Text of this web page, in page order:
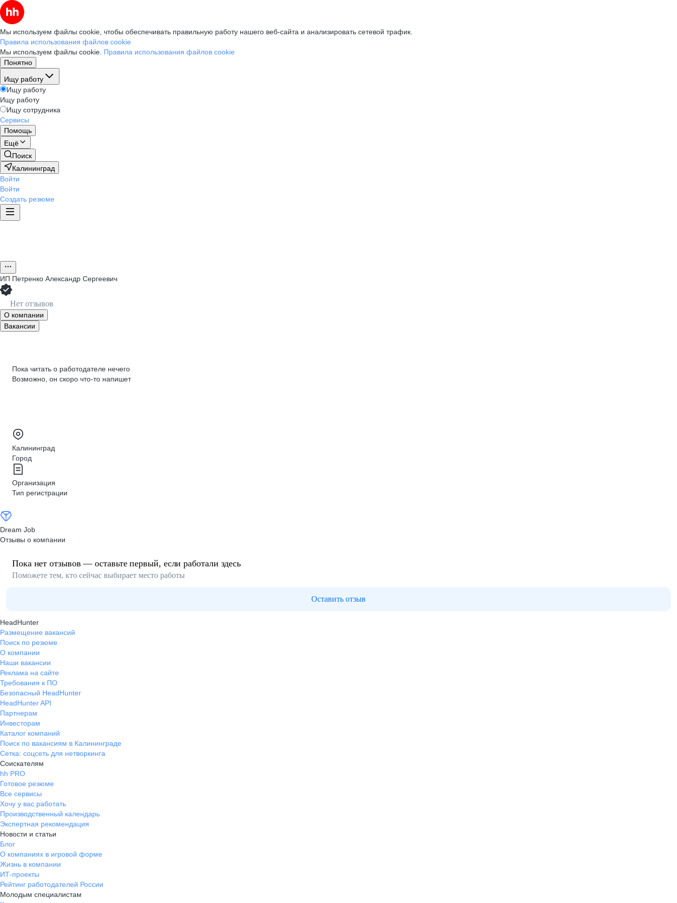
Мы используем файлы cookie, чтобы обеспечивать правильную работу нашего веб-сайта и анализировать сетевой трафик.
Правила использования файлов cookie
Мы используем файлы cookie. Правила использования файлов cookie
Понятно
Ищу работу
Ищу работу
Ищу работу
Ищу сотрудника
Сервисы
Помощь
Ещё
Поиск
Калининград
Войти
Войти
Создать резюме
ИП Петренко Александр Сергеевич
Нет отзывов
О компании
Вакансии
Пока читать о работодателе нечего
Возможно, он скоро что‑то напишет
Калининград
Город
Организация
Тип регистрации
Dream Job
Отзывы о компании
Пока нет отзывов — оставьте первый, если работали здесь
Поможете тем, кто сейчас выбирает место работы
Оставить отзыв
HeadHunter
Размещение вакансий
Поиск по резюме
О компании
Наши вакансии
Реклама на сайте
Требования к ПО
Безопасный HeadHunter
HeadHunter API
Партнерам
Инвесторам
Каталог компаний
Поиск по вакансиям в Калининграде
Сетка: соцсеть для нетворкинга
Соискателям
hh PRO
Готовое резюме
Все сервисы
Хочу у вас работать
Производственный календарь
Экспертная рекомендация
Новости и статьи
Блог
О компаниях в игровой форме
Жизнь в компании
ИТ-проекты
Рейтинг работодателей России
Молодым специалистам